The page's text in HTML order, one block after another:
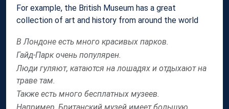
For example, the British Museum has a great
collection of art and history from around the world
В Лондоне есть много красивых парков.
Гайд-Парк очень популярен.
Люди гуляют, катаются на лошадях и отдыхают на
траве там.
Также есть много бесплатных музеев.